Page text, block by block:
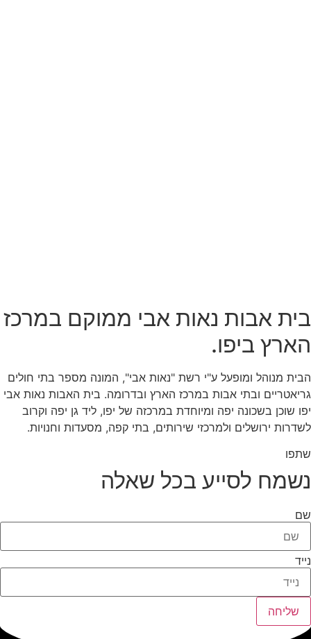
בית אבות נאות אבי ממוקם במרכז
הארץ ביפו.
הבית מנוהל ומופעל ע"י רשת "נאות אבי", המונה מספר בתי חולים
גריאטריים ובתי אבות במרכז הארץ ובדרומה. בית האבות נאות אבי
יפו שוכן בשכונה יפה ומיוחדת במרכזה של יפו, ליד גן יפה וקרוב
לשדרות ירושלים ולמרכזי שירותים, בתי קפה, מסעדות וחנויות.
שתפו
נשמח לסייע בכל שאלה
שם
נייד
שליחה